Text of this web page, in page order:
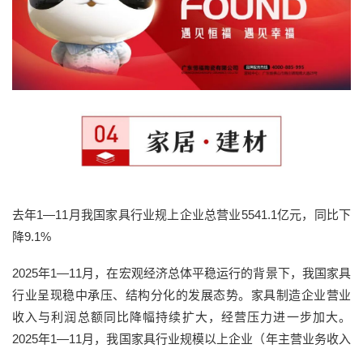
去年1—11月我国家具行业规上企业总营业5541.1亿元，同比下
降9.1%
2025年1—11月，在宏观经济总体平稳运行的背景下，我国家具
行业呈现稳中承压、结构分化的发展态势。家具制造企业营业
收入与利润总额同比降幅持续扩大，经营压力进一步加大。
2025年1—11月，我国家具行业规模以上企业（年主营业务收入